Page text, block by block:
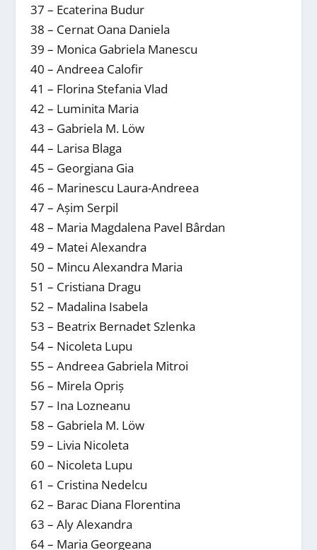
37 – Ecaterina Budur
38 – Cernat Oana Daniela
39 – Monica Gabriela Manescu
40 – Andreea Calofir
41 – Florina Stefania Vlad
42 – Luminita Maria
43 – Gabriela M. Löw
44 – Larisa Blaga
45 – Georgiana Gia
46 – Marinescu Laura-Andreea
47 – Așim Serpil
48 – Maria Magdalena Pavel Bârdan
49 – Matei Alexandra
50 – Mincu Alexandra Maria
51 – Cristiana Dragu
52 – Madalina Isabela
53 – Beatrix Bernadet Szlenka
54 – Nicoleta Lupu
55 – Andreea Gabriela Mitroi
56 – Mirela Opriș
57 – Ina Lozneanu
58 – Gabriela M. Löw
59 – Livia Nicoleta
60 – Nicoleta Lupu
61 – Cristina Nedelcu
62 – Barac Diana Florentina
63 – Aly Alexandra
64 – Maria Georgeana